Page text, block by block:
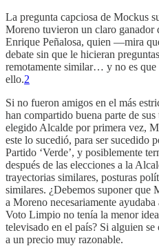
La pregunta capciosa de Mockus
Moreno tuvieron un claro ganador
Enrique Peñalosa, quien —mira
debate sin que le hicieran
remotamente similar… y no es que
ello.2
Si no fueron amigos en el más
han compartido buena parte de
elegido Alcalde por primera vez,
este lo sucedió, para ser sucedido
Partido ‘Verde’, y posiblemente
después de las elecciones a la
trayectorias similares, posturas
similares. ¿Debemos suponer que
a Moreno necesariamente
Voto Limpio no tenía la menor
televisado en el país? Si alguien
a un precio muy razonable.